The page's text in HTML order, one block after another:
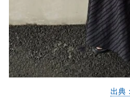
出典